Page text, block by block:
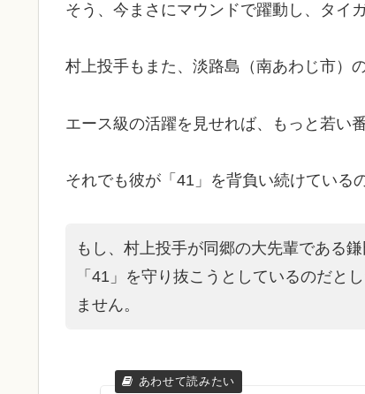
そう、今まさにマウンドで躍動し、タイ
村上投手もまた、淡路島（南あわじ市）の
エース級の活躍を見せれば、もっと若い
それでも彼が「41」を背負い続けている
もし、村上投手が同郷の大先輩である
「41」を守り抜こうとしているのだ
ません。